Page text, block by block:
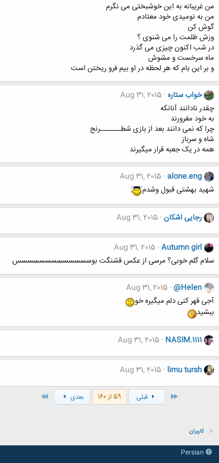
من غریبانه به این خوشبختی می نگرم
من به نومیدی خود معتادم
گوش کن
وزش ظلمت را می شنوی ؟
در شب اکنون چیزی می گذرد
ماه سرخست و مشوش
و بر این بام که هر لحظه در او بیم فرو ریختن است
خواب ستاره Aug 31, 2015
چقدر نادانند آنانکه
به خود مغرورند
چرا که نمی دانند بعد از بازی شطـــــــرنج
شاه و سرباز
همه در یک جعبه قرار میگیرند
alone.eng
Aug 31, 2015
شهید بهشتی قبول وشدم
رجایی اشکان Aug 31, 2015
Autumn girl
Aug 31, 2015
سلام گلم خوبی؟ مرسی از عکس قشنگت بوسسسسسسسسسسسسس
@Helen
Aug 31, 2015
آجی قهر کنی دلم میگیره خو
ببشید
NASIM.1111
Aug 31, 2015
limu tursh
Aug 31, 2015
قبلی 59 از 160 بعدی
کاربران